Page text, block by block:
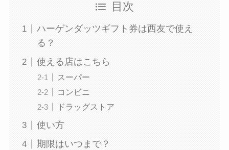
目次
ハーゲンダッツギフト券は西友で使え
る？
使える店はこちら
スーパー
コンビニ
ドラッグストア
使い方
期限はいつまで？